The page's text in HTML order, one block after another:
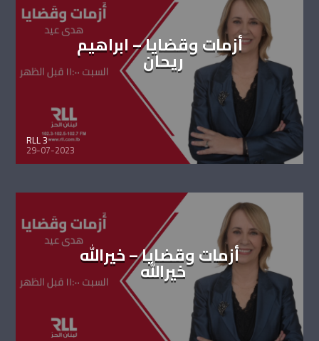
أزمات وقضايا – ابراهيم
ريحان
RLL 3
29-07-2023
أزمات وقضايا – خيرالله
خيرالله